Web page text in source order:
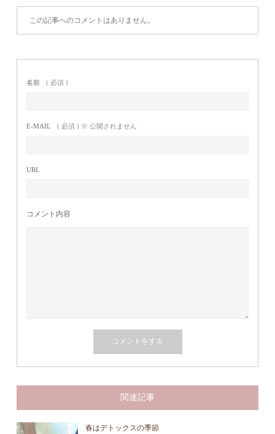
この記事へのコメントはありません。
名前 ( 必須 )
E-MAIL ( 必須 ) ※ 公開されません
URL
コメント内容
関連記事
春はデトックスの季節